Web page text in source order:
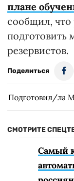
плане
сообщил,
подготовить
резервистов.
Поделиться
Подготовил/ла
СМОТРИТЕ
Самый